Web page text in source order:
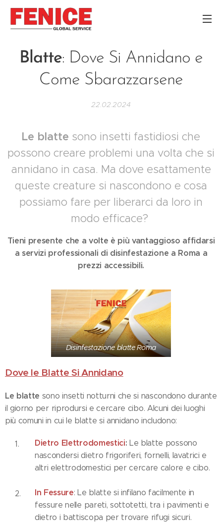
Blatte: Dove Si Annidano e
Come Sbarazzarsene
22.02.2024
Le blatte sono insetti fastidiosi che
possono creare problemi una volta che si
annidano in casa. Ma dove esattamente
queste creature si nascondono e cosa
possiamo fare per liberarci da loro in
modo efficace?
Tieni presente che a volte è più vantaggioso affidarsi
a servizi professionali di disinfestazione a Roma a
prezzi accessibili.
Disinfestazione blatte Roma
Dove le Blatte Si Annidano
Le blatte sono insetti notturni che si nascondono durante
il giorno per riprodursi e cercare cibo. Alcuni dei luoghi
più comuni in cui le blatte si annidano includono:
Dietro Elettrodomestici: Le blatte possono
nascondersi dietro frigoriferi, fornelli, lavatrici e
altri elettrodomestici per cercare calore e cibo.
In Fessure: Le blatte si infilano facilmente in
fessure nelle pareti, sottotetti, tra i pavimenti e
dietro i battiscopa per trovare rifugi sicuri.